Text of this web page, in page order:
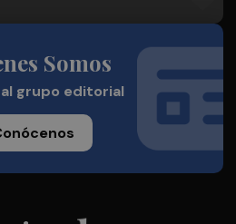
Somos
grupo editorial